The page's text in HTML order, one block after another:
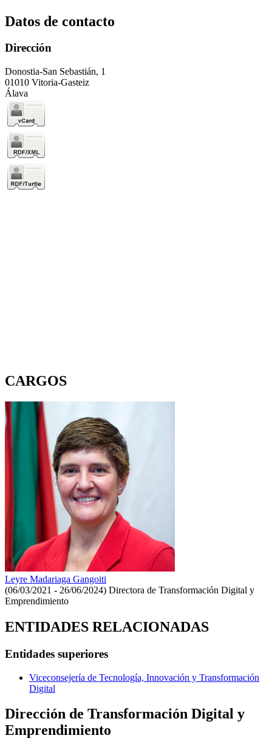
Datos de contacto
Dirección
Donostia-San Sebastián, 1
01010 Vitoria-Gasteiz
Álava
CARGOS
Leyre Madariaga Gangoiti
(06/03/2021 - 26/06/2024) Directora de Transformación Digital y
Emprendimiento
ENTIDADES RELACIONADAS
Entidades superiores
Viceconsejería de Tecnología, Innovación y Transformación
Digital
Dirección de Transformación Digital y
Emprendimiento